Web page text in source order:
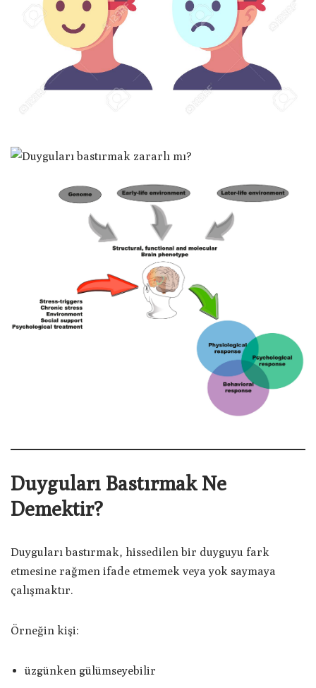
Duyguları Bastırmak Ne
Demektir?
Duyguları bastırmak, hissedilen bir duyguyu fark
etmesine rağmen ifade etmemek veya yok saymaya
çalışmaktır.
Örneğin kişi:
üzgünken gülümseyebilir